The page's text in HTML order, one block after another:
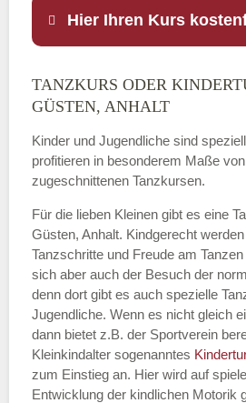
Hier Ihren Kurs
Name*
E-Mail*
Name der Tanzschule
Kontakt E-Mail
TANZKURS ODER
GÜSTEN, ANHALT
Kinder und Jugendliche sind
profitieren in besonderem Maße
zugeschnittenen Tanzkursen.
Für die lieben Kleinen gibt es eine
Güsten, Anhalt. Kindgerecht
Tanzschritte und Freude am
sich aber auch der Besuch der
denn dort gibt es auch spezielle
Jugendliche. Wenn es nicht gleich
dann bietet z.B. der Sportverein
Kleinkindalter sogenanntes
zum Einstieg an. Hier wird auf
Entwicklung der kindlichen Motorik